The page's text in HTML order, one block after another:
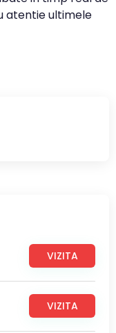
atentie ultimele
VIZITA
VIZITA